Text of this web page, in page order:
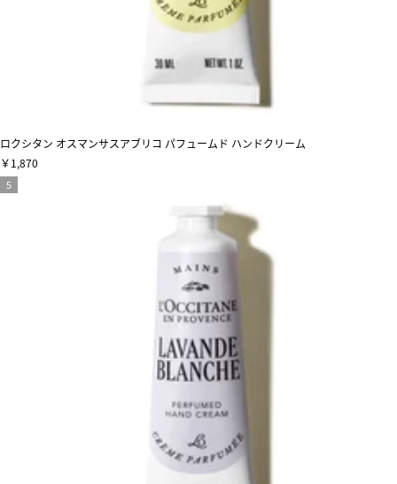
ロクシタン オスマンサスアブリコ パフュームド ハンドクリーム
￥1,870